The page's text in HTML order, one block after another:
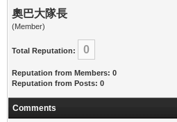
奧巴大隊長
(Member)
Total Reputation: 0
Reputation from Members: 0
Reputation from Posts: 0
Comments